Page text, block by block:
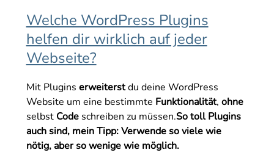
6. DSGVO-Konformität
6.1 Borlabs Cookie
6.2 CookieYes | GDPR Cookie Consent &
Compliance Notice (CCPA Ready)
6.3 Google Fonts Blocker
7. Sicherheit
7.1 WPS Hide Login
7.2 Limit Logins Attempts Reloaded
8. Zuverlässige Spam-Bekämpfung
Welche WordPress Plugins
helfen dir wirklich auf jeder
Webseite?
Mit Plugins erweiterstdu deine WordPress
Website um eine bestimmte Funktionalität, ohne
selbst Codeschreiben zu müssen.So toll Plugins
auch sind, mein Tipp: Verwende so viele wie
nötig, aber so wenige wie möglich.